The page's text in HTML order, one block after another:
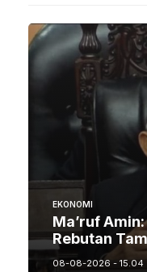
EKONOMI
Ma’ruf
Rebutan
08-08-2026 - 15.04